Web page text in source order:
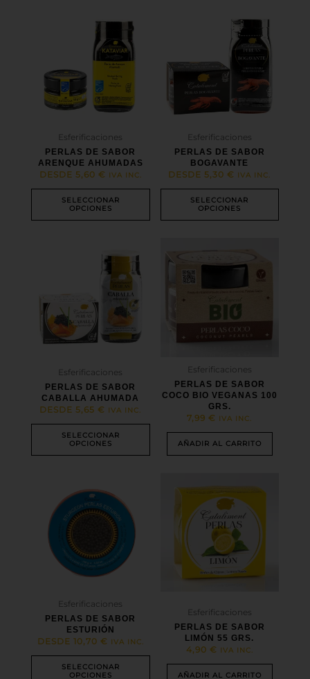
Esferificaciones
PERLAS DE SABOR
ARENQUE AHUMADAS
DESDE 5,60 € IVA INC.
SELECCIONAR
OPCIONES
producto
tiene
múltiples
variantes.
Las
opciones
se
en
la
página
producto
Esferificaciones
PERLAS DE SABOR
BOGAVANTE
DESDE 5,30€ IVA INC.
SELECCIONAR
OPCIONES
producto
tiene
múltiples
variantes.
Las
opciones
se
pueden
en
la
página
producto
Esferificaciones
PERLAS DE SABOR
CABALLA AHUMADA
DESDE 5,65€ IVA INC.
SELECCIONAR
OPCIONES
producto
tiene
múltiples
variantes.
Las
opciones
se
en
la
página
de
producto
Esferificaciones
PERLAS DE SABOR
COCO BIO VEGANAS 100
GRS.
7,99€ IVA INC.
AÑADIR AL CARRITO
Esferificaciones
PERLAS DE SABOR
ESTURIÓN
DESDE 10,70 € IVA INC.
SELECCIONAR
OPCIONES
producto
tiene
múltiples
variantes.
opciones
en
la
página
producto
Esferificaciones
PERLAS DE SABOR
LIMÓN 55 GRS.
4,90 € IVA INC.
AÑADIR AL CARRITO